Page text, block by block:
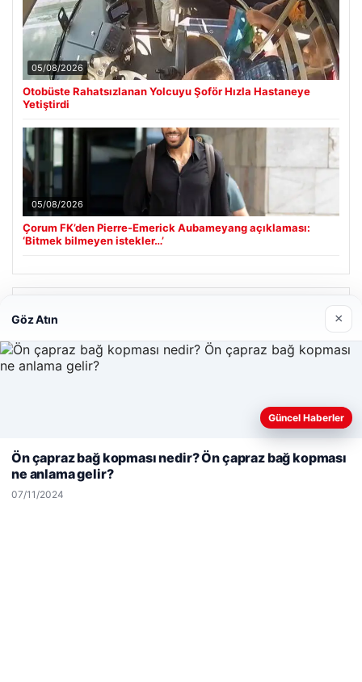
05/08/2026
Otobüste Rahatsızlanan Yolcuyu Şoför Hızla Hastaneye
Yetiştirdi
05/08/2026
Çorum FK’den Pierre-Emerick Aubameyang açıklaması:
‘Bitmek bilmeyen istekler…’
Enes Kaplan Avukatlık Bürosu
28/04/2026
© 2026 Net Günlük | Günlük Haber
Web sitemizi nasıl kullandığınızı daha iyi anlayabilmek,
kullanıyoruz.Çerez Politikamız
Göz Atın ×
Güncel Haberler
Ön çapraz bağ kopması nedir? Ön çapraz bağ kopması
ne anlama gelir?
07/11/2024